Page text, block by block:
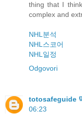
thing that I
complex and
NHL분석
NHL스코어
NHL일정
Odgovori
totosafeguide
06:23